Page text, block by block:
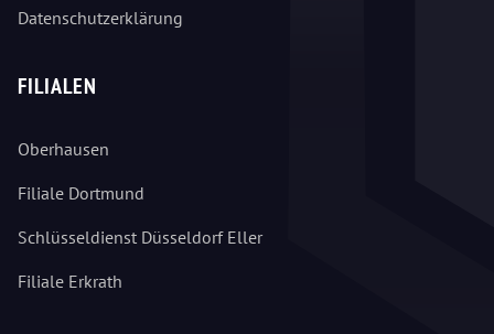
Datenschutzerklärung
FILIALEN
Oberhausen
Filiale Dortmund
Schlüsseldienst Düsseldorf Eller
Filiale Erkrath